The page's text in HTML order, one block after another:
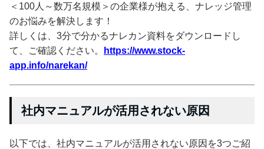
＜100人～数万名規模＞の企業様が抱える、ナレッジ管理
のお悩みを解決します！
詳しくは、3分で分かるナレカン資料をダウンロードし
て、ご確認ください。
https://www.stock-
app.info/narekan/
社内マニュアルが活用されない原因
以下では、社内マニュアルが活用されない原因を3つご紹